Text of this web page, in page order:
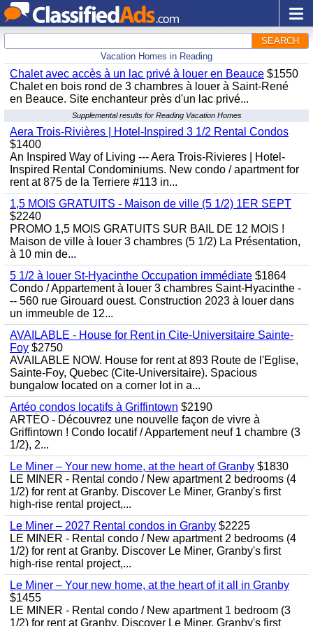
SEARCH
Vacation Homes in Reading
Chalet avec accès à un lac privé à louer en Beauce $1550
Chalet en bois rond de 3 chambres à louer à Saint-René
en Beauce. Site enchanteur près d'un lac privé...
Supplemental results for Reading Vacation Homes
Aera Trois-Rivières | Hotel-Inspired 3 1/2 Rental Condos
$1400
An Inspired Way of Living --- Aera Trois-Rivieres | Hotel-
Inspired Rental Condominiums. New condo / apartment for
rent at 875 de la Terriere #113 in...
1,5 MOIS GRATUITS - Maison de ville (5 1/2) 1ER SEPT
$2240
PROMO 1,5 MOIS GRATUITS SUR BAIL DE 12 MOIS !
Maison de ville à louer 3 chambres (5 1/2) La Présentation,
à 10 min de...
5 1/2 à louer St-Hyacinthe Occupation immédiate $1864
Condo / Appartement à louer 3 chambres Saint-Hyacinthe -
-- 560 rue Girouard ouest. Construction 2023 à louer dans
un immeuble de 12...
AVAILABLE - House for Rent in Cite-Universitaire Sainte-
Foy $2750
AVAILABLE NOW. House for rent at 893 Route de l'Eglise,
Sainte-Foy, Quebec (Cite-Universitaire). Spacious
bungalow located on a corner lot in a...
Artéo condos locatifs à Griffintown $2190
ARTÉO - Découvrez une nouvelle façon de vivre à
Griffintown ! Condo locatif / Appartement neuf 1 chambre (3
1/2), 2...
Le Miner – Your new home, at the heart of Granby $1830
LE MINER - Rental condo / New apartment 2 bedrooms (4
1/2) for rent at Granby. Discover Le Miner, Granby's first
high-rise rental project,...
Le Miner – 2027 Rental condos in Granby $2225
LE MINER - Rental condo / New apartment 2 bedrooms (4
1/2) for rent at Granby. Discover Le Miner, Granby's first
high-rise rental project,...
Le Miner – Your new home, at the heart of it all in Granby
$1455
LE MINER - Rental condo / New apartment 1 bedroom (3
1/2) for rent at Granby. Discover Le Miner, Granby's first